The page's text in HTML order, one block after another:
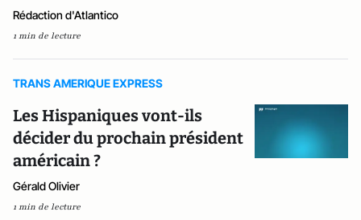
Rédaction d'Atlantico
1 min de lecture
TRANS AMERIQUE EXPRESS
Les Hispaniques vont-ils
décider du prochain président
américain ?
Gérald Olivier
1 min de lecture